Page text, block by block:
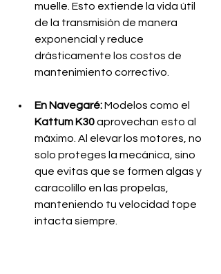
muelle. Esto extiende la vida útil
de la transmisión de manera
exponencial y reduce
drásticamente los costos de
mantenimiento correctivo.
En Navegaré: Modelos como el
Kattum K30 aprovechan esto al
máximo. Al elevar los motores, no
solo proteges la mecánica, sino
que evitas que se formen algas y
caracolillo en las propelas,
manteniendo tu velocidad tope
intacta siempre.